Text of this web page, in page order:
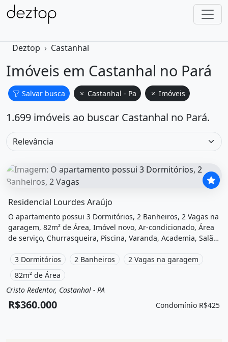
Deztop Castanhal
Imóveis em Castanhal no Pará
Salvar busca Castanhal - Pa Imóveis
1.699 imóveis ao buscar Castanhal no Pará.
Residencial Lourdes Araújo
O apartamento possui 3 Dormitórios, 2 Banheiros, 2 Vagas na
garagem, 82m² de Área, Imóvel novo, Ar-condicionado, Área
de serviço, Churrasqueira, Piscina, Varanda, Academia, Salão
localizado em Rua Vinte e Oito de Janeiro, Castanhal, Pa à
venda por R$360.000 e Condomínio por R$425 /Mês.
3 Dormitórios 2 Banheiros
2 Vagas na garagem
82m² de Área
Venda
Apartamento
Cristo Redentor, Castanhal - PA
R$360.000 Condomínio R$425